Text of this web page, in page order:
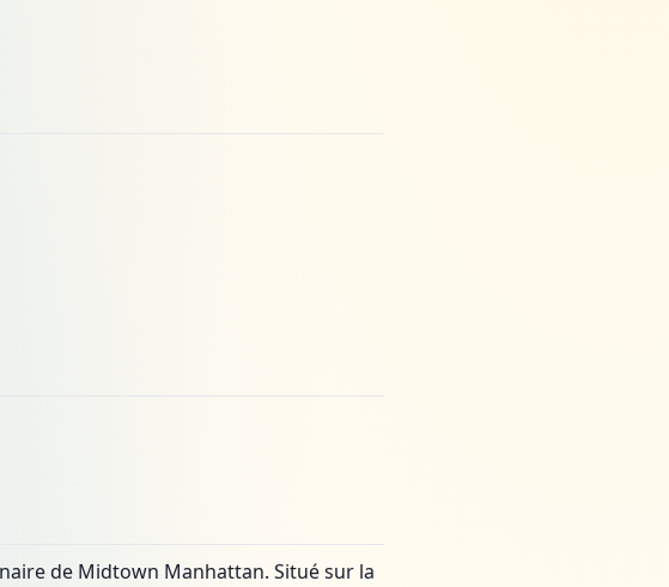
de Midtown Manhattan. Situé sur la